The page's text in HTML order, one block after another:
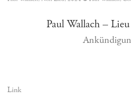
Paul Wallach –
Link